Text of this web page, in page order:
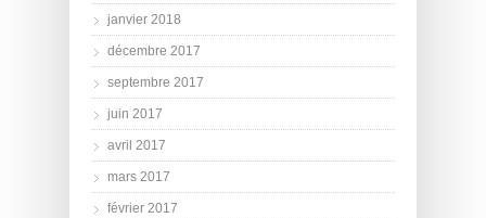
janvier 2018
décembre 2017
septembre 2017
juin 2017
avril 2017
mars 2017
février 2017